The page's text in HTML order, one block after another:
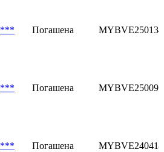
*** Погашена
*** Погашена
*** Погашена